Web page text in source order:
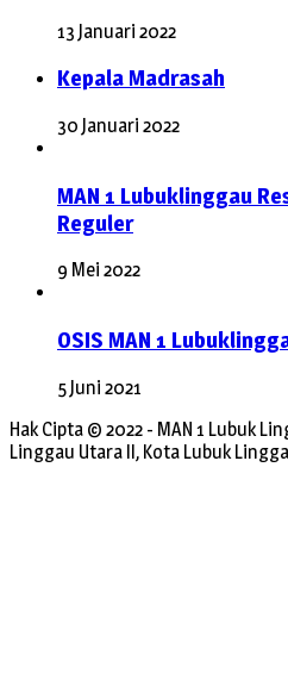
13 Januari 2022
Kepala Madrasah
30 Januari 2022
MAN 1 Lubuklinggau
Reguler
9 Mei 2022
OSIS MAN 1
5 Juni 2021
Hak Cipta © 2022 - MAN 1 Lubuk
Linggau Utara II, Kota Lubuk